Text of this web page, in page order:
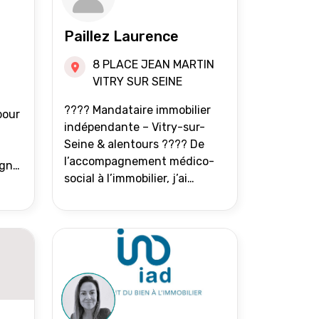
Paillez Laurence
8 PLACE JEAN MARTIN
VITRY SUR SEINE
???? Mandataire immobilier
indépendante – Vitry-sur-
Seine & alentours ???? De
l’accompagnement médico-
social à l’immobilier, j’ai
gens à avancer sereinement.
Aujourd’hui, j’accompagne
mes clients avec franchise,
écoute et énergie pour
vendre ou acheter leur bien
immobilier. ???? 300 familles
accompagnées en 8 ans, 90 %